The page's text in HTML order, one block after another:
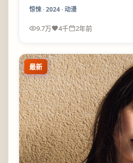
惊悚·2024·动漫
9.7万 4千 2年前
最新